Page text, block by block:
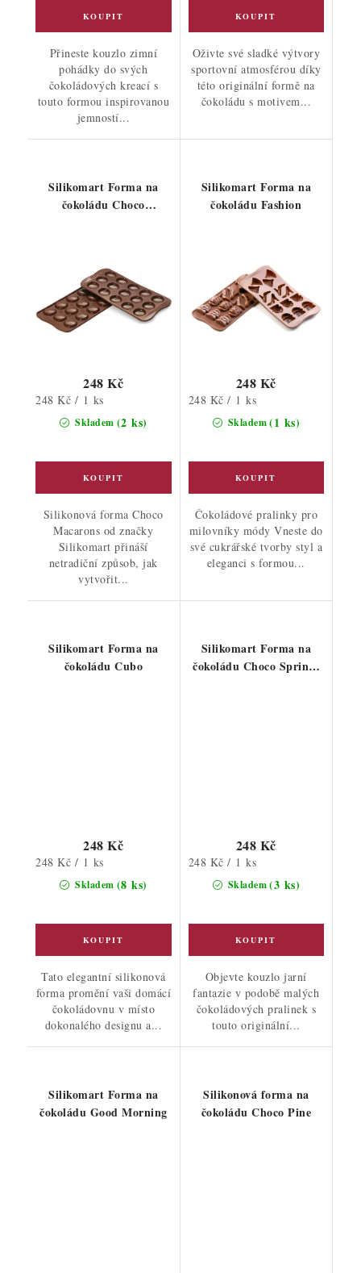
Přineste kouzlo zimní
pohádky do svých
čokoládových kreací s
touto formou inspirovanou
jemností...
Oživte své sladké výtvory
sportovní atmosférou díky
této originální formě na
čokoládu s motivem...
Silikomart Forma na
čokoládu Choco
Skladem (2 ks)
248 Kč
Měrná
248 Kč / 1 ks
Silikonová forma Choco
Macarons od značky
Silikomart přináší
netradiční způsob, jak
vytvořit...
Silikomart Forma na
čokoládu Fashion
Skladem(1 ks)
248 Kč
Měrná
248 Kč / 1 ks
Čokoládové pralinky pro
milovníky módy Vneste do
své cukrářské tvorby styl a
eleganci s formou...
Silikomart Forma na
čokoládu Cubo
Skladem (8 ks)
248 Kč
Měrná
248 Kč / 1 ks
Tato elegantní silikonová
forma promění vaši domácí
čokoládovnu v místo
dokonalého designu a...
Silikomart Forma na
čokoládu Choco Spring-
Skladem(3 ks)
248 Kč
Měrná
248 Kč / 1 ks
Objevte kouzlo jarní
fantazie v podobě malých
čokoládových pralinek s
touto originální...
Silikomart Forma na
čokoládu Good Morning
Silikonová forma na
čokoládu Choco Pine